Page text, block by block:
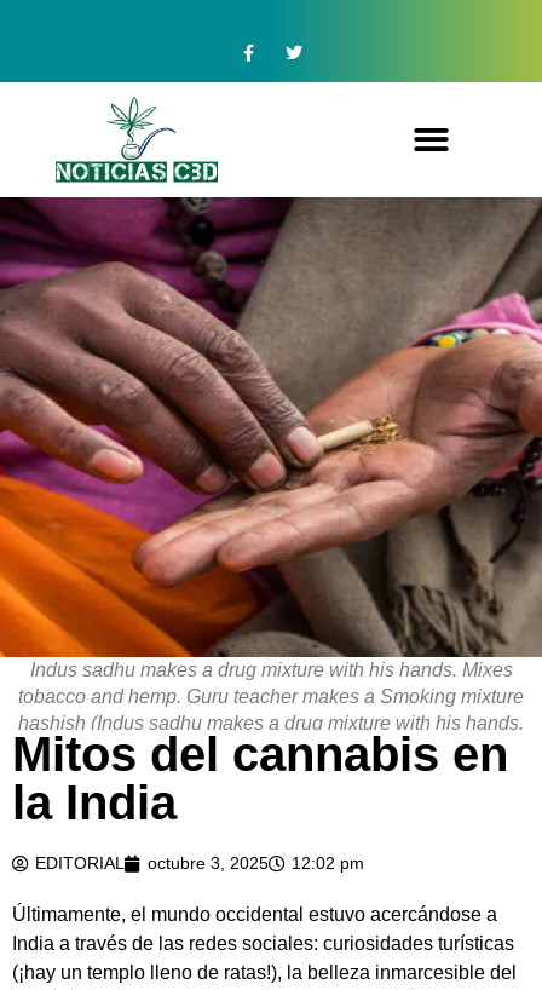
Indus sadhu makes a drug mixture with his hands. Mixes
tobacco and hemp. Guru teacher makes a Smoking mixture
hashish (Indus sadhu makes a drug mixture with his hands.
Mixes tobacco and hemp. Guru teacher makes a Smoking
mixture hashish, ASCII, 118 co
Mitos del cannabis en
la India
EDITORIAL octubre 3, 2025 12:02 pm
Últimamente, el mundo occidental estuvo acercándose a
India a través de las redes sociales: curiosidades turísticas
(¡hay un templo lleno de ratas!), la belleza inmarcesible del